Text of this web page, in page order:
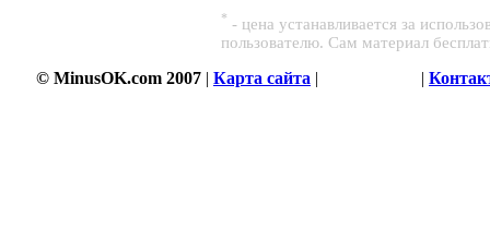
* - цена устанавливается за
пользователю. Сам материал
© MinusOK.com 2007 | Карта сайта | |